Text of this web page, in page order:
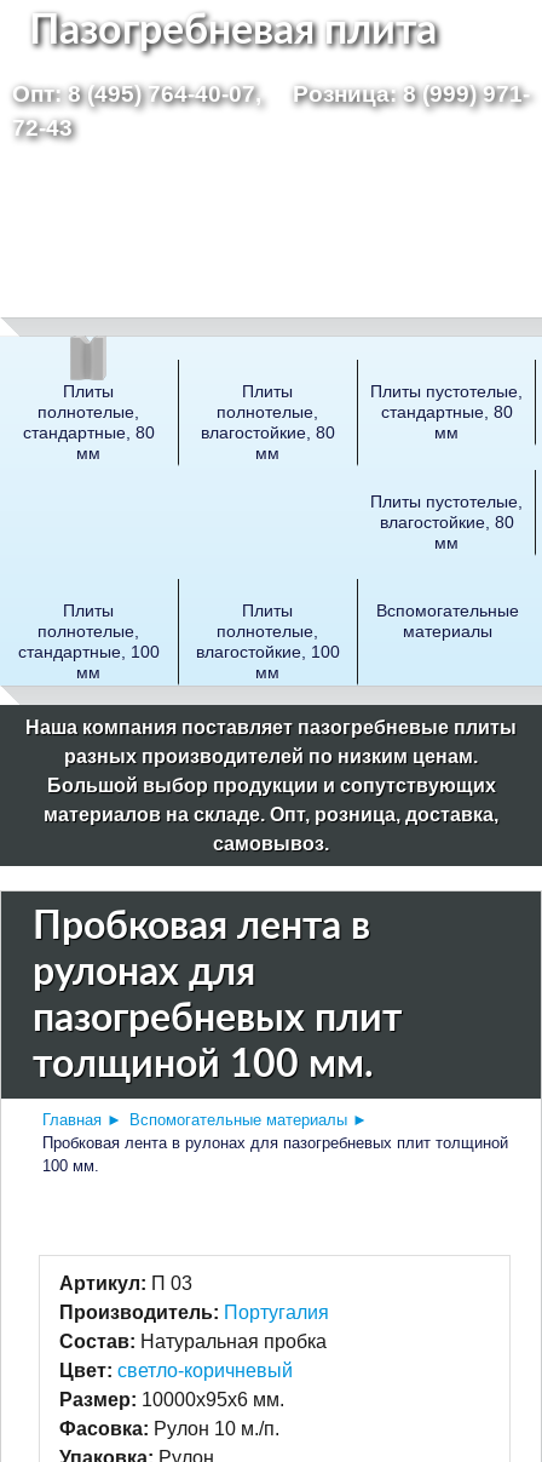
Перейти
основному
Пазогребневая плита
Опт: 8 (495) 764-40-07,
Розница: 8 (999) 971-
72-43
Плиты
полнотелые,
стандартные, 80
мм
Плиты
полнотелые,
влагостойкие, 80
мм
Плиты пустотелые,
стандартные, 80
мм
Плиты пустотелые,
влагостойкие, 80
мм
Плиты
полнотелые,
стандартные, 100
мм
Плиты
полнотелые,
влагостойкие, 100
мм
Вспомогательные
материалы
Наша компания поставляет пазогребневые плиты
разных производителей по низким ценам.
Большой выбор продукции и сопутствующих
материалов на складе. Опт, розница, доставка,
самовывоз.
Пробковая лента в
рулонах для
пазогребневых плит
толщиной 100 мм.
Главная► Вспомогательные материалы►
Пробковая лента в рулонах для пазогребневых плит толщиной
100 мм.
Артикул: П 03
Производитель: Португалия
Состав: Натуральная пробка
Цвет: светло-коричневый
Размер: 10000х95х6 мм.
Фасовка: Рулон 10 м./п.